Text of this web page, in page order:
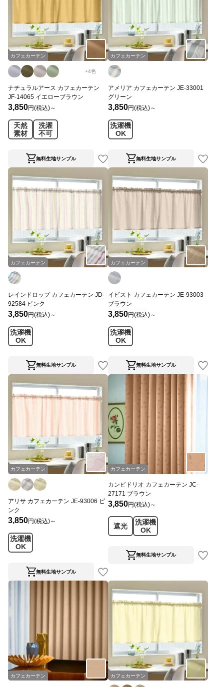
カフェカーテン
+4色
ナチュラルアース カフェカーテン
JF-14065 イエローブラウン
3,850円(税込)～
天然
素材
洗濯
不可
無料生地サンプル
カフェカーテン
アメリア カフェカーテン JE-33001
グリーン
3,850円(税込)～
洗濯機
OK
無料生地サンプル
カフェカーテン
レインドロップ カフェカーテン JD-
92584 ピンク
3,850円(税込)～
洗濯機
OK
無料生地サンプル
カフェカーテン
イビスト カフェカーテン JE-93003
ブラウン
3,850円(税込)～
洗濯機
OK
無料生地サンプル
カフェカーテン
アリサ カフェカーテン JE-93006 ピ
ンク
3,850円(税込)～
洗濯機
OK
無料生地サンプル
カフェカーテン
カンピドリオ カフェカーテン JC-
27171 ブラウン
3,850円(税込)～
遮光
洗濯機
OK
無料生地サンプル
カフェカーテン カフェカーテン